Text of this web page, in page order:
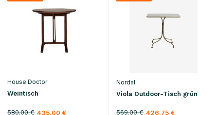
House Doctor
Weintisch
580.00 € 435.00 €
Nordal
Viola Outdoor-Tisch grün
569.00 € 426.75 €